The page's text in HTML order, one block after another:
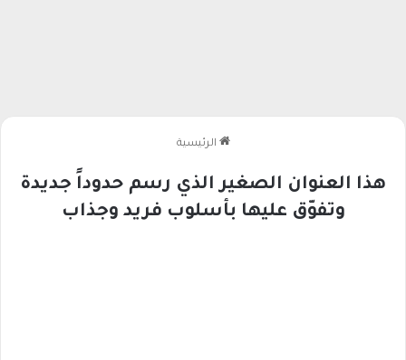
الرئيسية
هذا العنوان الصغير الذي رسم حدوداً جديدة
وتفوّق عليها بأسلوب فريد وجذاب